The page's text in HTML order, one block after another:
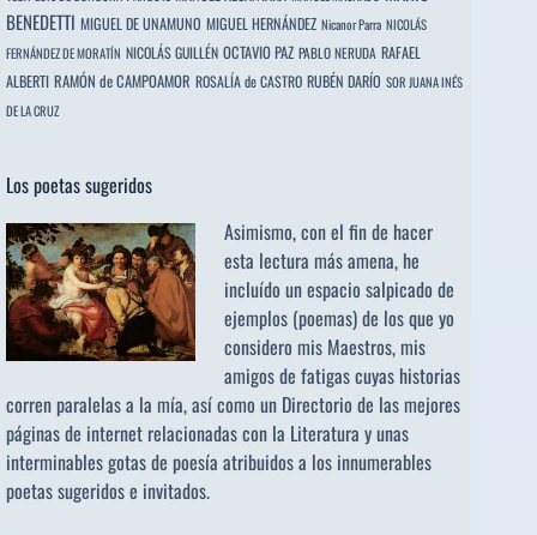
BENEDETTI MIGUEL DE UNAMUNO MIGUEL HERNÁNDEZ Nicanor Parra NICOLÁS
FERNÁNDEZ DE MORATÍN NICOLÁS GUILLÉN OCTAVIO PAZ PABLO NERUDA RAFAEL
ALBERTI RAMÓN de CAMPOAMOR ROSALÍA de CASTRO RUBÉN DARÍO SOR JUANA INÉS
DE LA CRUZ
Los poetas sugeridos
Asimismo, con el fin de hacer
esta lectura más amena, he
incluído un espacio salpicado de
ejemplos (poemas) de los que yo
considero mis Maestros, mis
amigos de fatigas cuyas historias
corren paralelas a la mía, así como un Directorio de las mejores
páginas de internet relacionadas con la Literatura y unas
interminables gotas de poesía atribuidos a los innumerables
poetas sugeridose invitados.